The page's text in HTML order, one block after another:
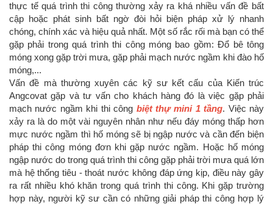
thực tế quá trình thi công thường xảy ra khá nhiều vấn đề bất
cập hoặc phát sinh bất ngờ đòi hỏi biện pháp xử lý nhanh
chóng, chính xác và hiệu quả nhất. Một số rắc rối mà bạn có thể
gặp phải trong quá trình thi công móng bao gồm: Đổ bê tông
móng xong gặp trời mưa, gặp phải mạch nước ngầm khi đào hố
móng,...
Vấn đề mà thường xuyên các kỹ sư kết cấu của Kiến trúc
Angcovat gặp và tư vấn cho khách hàng đó là việc gặp phải
mạch nước ngầm khi thi công biệt thự mini 1 tầng. Việc này
xảy ra là do một vài nguyên nhân như nếu đáy móng thấp hơn
mực nước ngầm thì hố móng sẽ bị ngập nước và cần đến biện
pháp thi công móng đơn khi gặp nước ngầm. Hoặc hố móng
ngập nước do trong quá trình thi công gặp phải trời mưa quá lớn
mà hệ thống tiêu - thoát nước không đáp ứng kịp, điều này gây
ra rất nhiều khó khăn trong quá trình thi công. Khi gặp trường
hợp này, người kỹ sư cần có những giải pháp thi công hợp lý